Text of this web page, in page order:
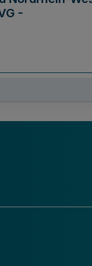
-
Männern für